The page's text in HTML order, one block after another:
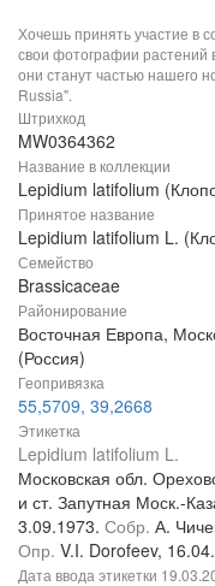
Хочешь принять участие в
свои фотографии растений
они станут частью нашего
Russia".
Штрихкод
MW0364362
Название в коллекции
Lepidium latifolium
Принятое название
Lepidium latifolium L.
Семейство
Brassicaceae
Районирование
Восточная Европа,
(Россия)
Геопривязка
55,5709, 39,2668
Этикетка
Lepidium latifolium L.
Московская обл.
и ст. Запутная Моск.-
3.09.1973. Собр. А.
Опр. V.I. Dorofeev,
Дата ввода этикетки